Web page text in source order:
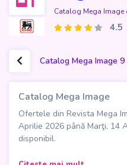
Catalog Mega Image
4.5
Catalog Mega Image
Catalog Mega Image
Ofertele din Revista Mega
Aprilie 2026 până Marţi, 14
disponibil.
NoulCatalog Mega Image